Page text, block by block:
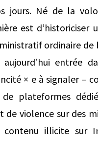
jours. Né de la
est d’historiciser
ordinaire de
aujourd’hui entrée
× e à signaler –
plateformes
violence sur des
contenu illicite sur